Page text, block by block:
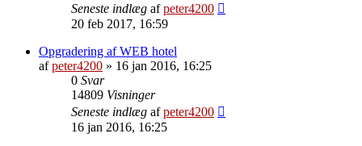
Seneste indlæg afpeter4200
20 feb 2017, 16:59
Opgradering af WEB hotel
afpeter4200 » 16 jan 2016, 16:25
0 Svar
14809 Visninger
Seneste indlæg afpeter4200
16 jan 2016, 16:25